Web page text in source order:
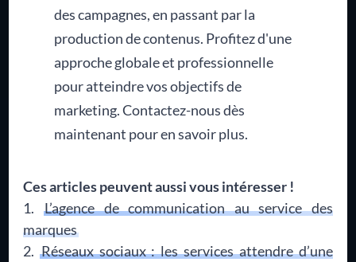
des campagnes, en passant par la
production de contenus. Profitez d'une
approche globale et professionnelle
pour atteindre vos objectifs de
marketing. Contactez-nous dès
maintenant pour en savoir plus.
Ces articles peuvent aussi vous intéresser !
L’agence de communication au service des
marques
Réseaux sociaux : les services attendre d’une